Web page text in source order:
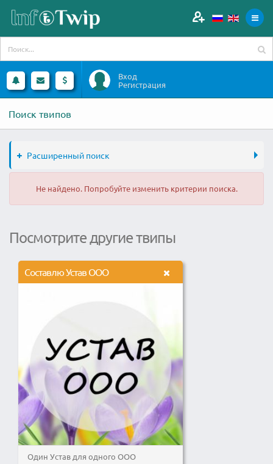
Вход
Регистрация
Поиск твипов
Расширенный поиск
Не найдено. Попробуйте изменить критерии поиска.
Посмотрите другие твипы
Составлю Устав ООО
Один Устав для одного ООО